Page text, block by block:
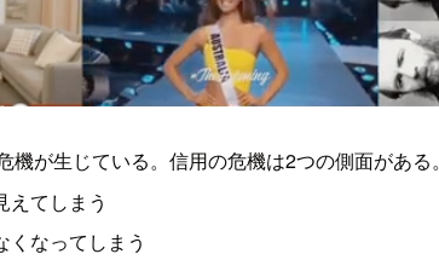
機が生じている。信用の危機は2つの側面がある。
えてしまう
くなってしまう